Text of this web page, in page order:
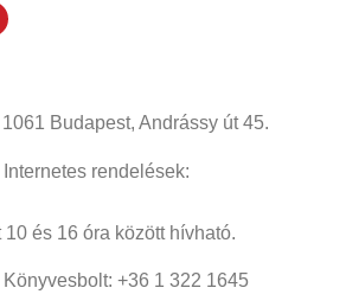
1061 Budapest, Andrássy út 45.
Internetes rendelések:
és 16 óra között hívható.
Könyvesbolt: +36 1 322 1645